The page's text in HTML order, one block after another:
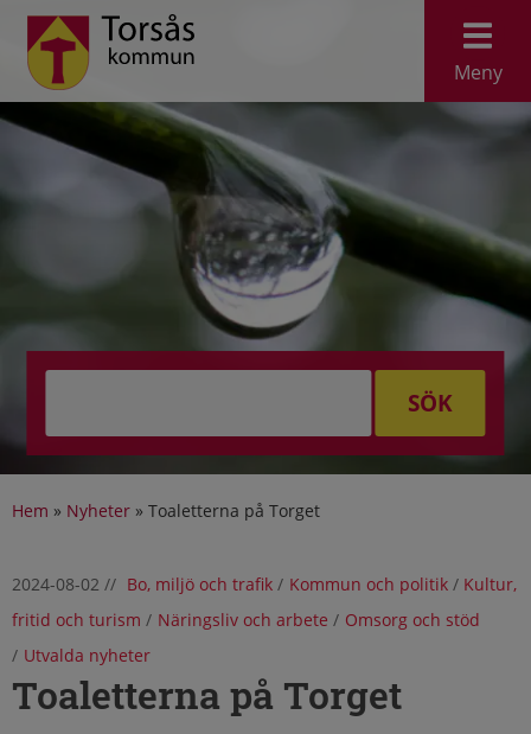
Meny
SÖK
Hem » Nyheter » Toaletterna på Torget
2024-08-02 // Bo, miljö och trafik/ Kommun och politik/ Kultur,
fritid och turism / Näringsliv och arbete / Omsorg och stöd
/ Utvalda nyheter
Toaletterna på Torget